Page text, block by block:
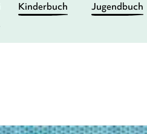
Kinderbuch Jugendbuch